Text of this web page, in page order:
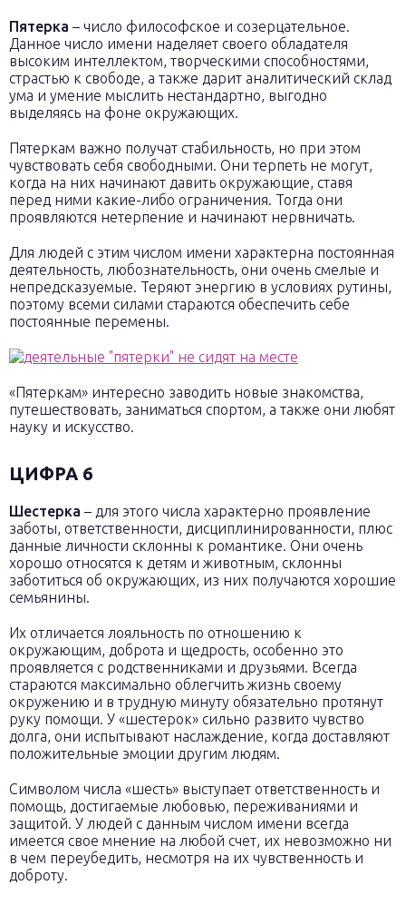
Пятерка – число философское и созерцательное.
Данное число имени наделяет своего обладателя
высоким интеллектом, творческими способностями,
страстью к свободе, а также дарит аналитический склад
ума и умение мыслить нестандартно, выгодно
выделяясь на фоне окружающих.
Пятеркам важно получат стабильность, но при этом
чувствовать себя свободными. Они терпеть не могут,
когда на них начинают давить окружающие, ставя
перед ними какие-либо ограничения. Тогда они
проявляются нетерпение и начинают нервничать.
Для людей с этим числом имени характерна постоянная
деятельность, любознательность, они очень смелые и
непредсказуемые. Теряют энергию в условиях рутины,
поэтому всеми силами стараются обеспечить себе
постоянные перемены.
«Пятеркам» интересно заводить новые знакомства,
путешествовать, заниматься спортом, а также они любят
науку и искусство.
ЦИФРА 6
Шестерка – для этого числа характерно проявление
заботы, ответственности, дисциплинированности, плюс
данные личности склонны к романтике. Они очень
хорошо относятся к детям и животным, склонны
заботиться об окружающих, из них получаются хорошие
семьянины.
Их отличается лояльность по отношению к
окружающим, доброта и щедрость, особенно это
проявляется с родственниками и друзьями. Всегда
стараются максимально облегчить жизнь своему
окружению и в трудную минуту обязательно протянут
руку помощи. У «шестерок» сильно развито чувство
долга, они испытывают наслаждение, когда доставляют
положительные эмоции другим людям.
Символом числа «шесть» выступает ответственность и
помощь, достигаемые любовью, переживаниями и
защитой. У людей с данным числом имени всегда
имеется свое мнение на любой счет, их невозможно ни
в чем переубедить, несмотря на их чувственность и
доброту.